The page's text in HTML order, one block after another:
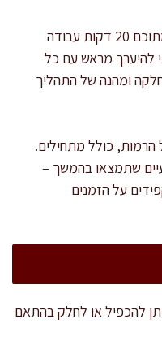
זמן ההכנה הכולל הוא כ-50 דקות, מתוכם 20 דקות עבודה
להיערך מראש עם כל
ומהנה של התהליך
הרמות, כולל מתחילים.
שתמצאו בהמשך –
על הזמנים
עיקריות. ניתן להכפיל או לחלק בהתאם